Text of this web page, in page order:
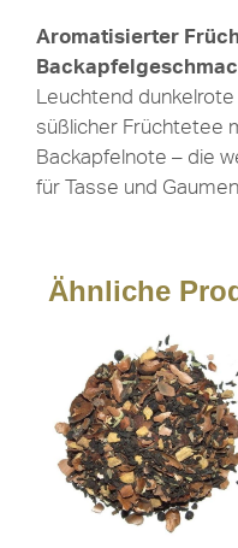
Aromatisierter
Leuchtend
süßlicher Früchtetee
Backapfelnote – die
für Tasse und
Ähnliche